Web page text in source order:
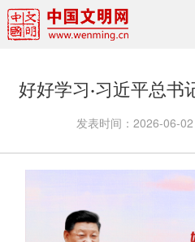
权威发布
资讯联播
文明培育
文明实践
文明之光
文明影音
好好学习·习近平总
发表时间： 2026-06-02